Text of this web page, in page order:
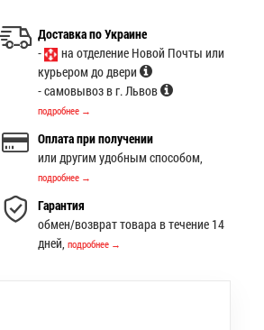
Доставка по Украине
-
на отделение Новой Почты или
курьером до двери
- самовывоз в г. Львов
подробнее →
Оплата при получении
или другим удобным способом,
подробнее →
Гарантия
обмен/возврат товара в течение 14
дней,подробнее →